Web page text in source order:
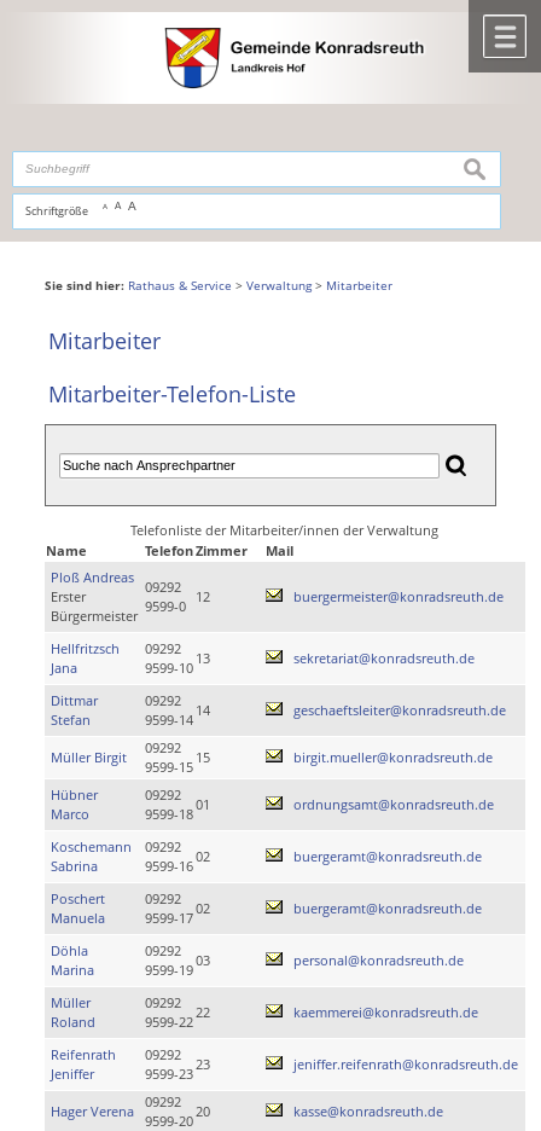
,zur Navigationoderzur Startseitespringen.
Schriftgröße A A A
suchen
Sie sind hier: Rathaus & Service > Verwaltung> Mitarbeiter
Mitarbeiter
Mitarbeiter-Telefon-Liste
Telefonliste der Mitarbeiter/innen der Verwaltung
Name
TelefonZimmer
Mail
Ploß Andreas
Erster
Bürgermeister
09292
9599-0
12 buergermeister@konradsreuth.de
Hellfritzsch
Jana
09292
9599-10
13 sekretariat@konradsreuth.de
Dittmar
Stefan
09292
9599-14
14 geschaeftsleiter@konradsreuth.de
Müller Birgit
09292
9599-15
15 birgit.mueller@konradsreuth.de
Hübner
Marco
09292
9599-18
01 ordnungsamt@konradsreuth.de
Koschemann
Sabrina
09292
9599-16
02 buergeramt@konradsreuth.de
Poschert
Manuela
09292
9599-17
02 buergeramt@konradsreuth.de
Döhla
Marina
09292
9599-19
03 personal@konradsreuth.de
Müller
Roland
09292
9599-22
22 kaemmerei@konradsreuth.de
Reifenrath
Jeniffer
09292
9599-23
23 jeniffer.reifenrath@konradsreuth.de
Hager Verena
09292
9599-20
20 kasse@konradsreuth.de